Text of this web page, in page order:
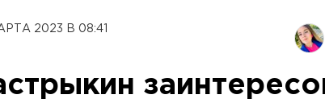
2023 В 08:41